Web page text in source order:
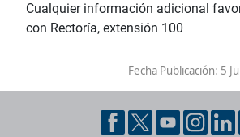
Cualquier información adicional
con Rectoría, extensión 100
Fecha Publicación: 5